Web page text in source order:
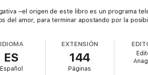
–el origen de este libro es un programa
del amor, para terminar apostando por la
IDIOMA
ES
Español
EXTENSIÓN
144
Páginas